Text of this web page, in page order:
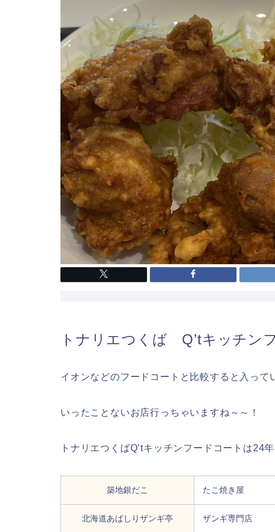
トナリエつくば Q’tキッチン
イオンなどのフードコートと比較すると入って
いったことないお店行っちゃいますね～～！
トナリエつくばQ’tキッチンフードコートは24
築地銀だこ たこ焼き屋
北海道あばしりザンギ亭 ザンギ専門店